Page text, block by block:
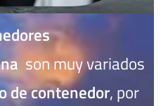
son muy variados
de contenedor, por